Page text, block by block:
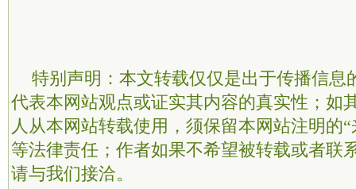
特别声明：本文转载仅仅是出于传播信息
代表本网站观点或证实其内容的真实性；如
人从本网站转载使用，须保留本网站注明的
等法律责任；作者如果不希望被转载或者联
请与我们接洽。